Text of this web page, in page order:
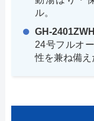
ル。
GH-
24号フルオ
性を兼ね備え